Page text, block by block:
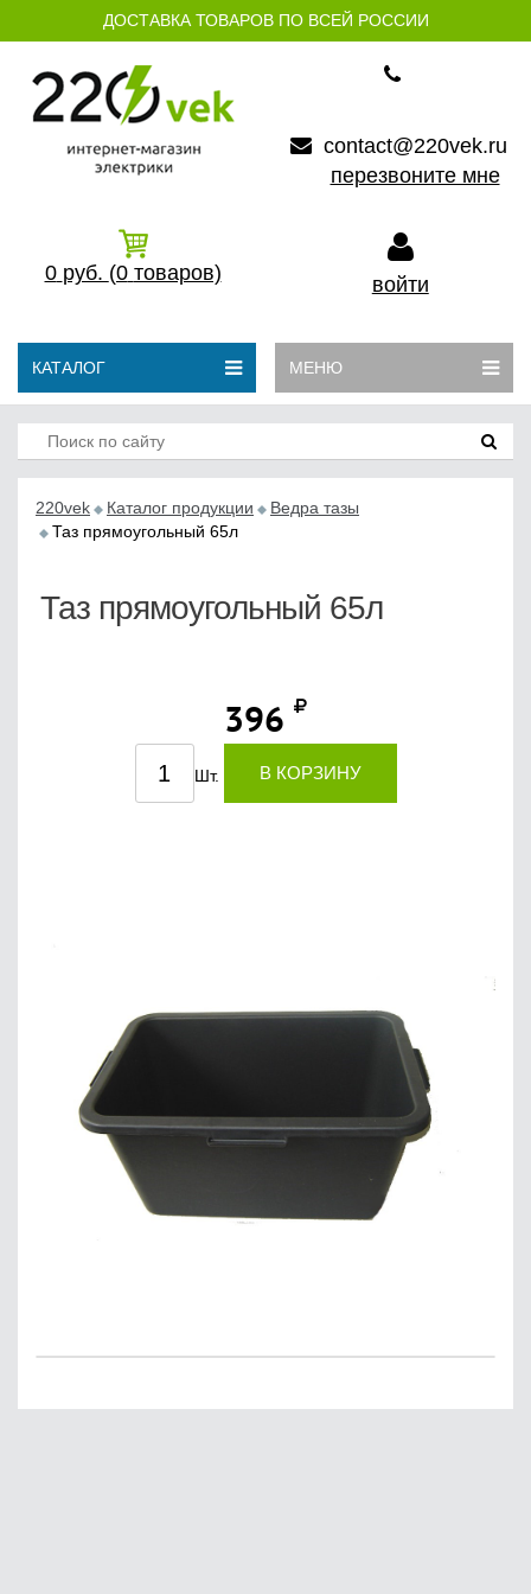
ДОСТАВКА ТОВАРОВ ПО ВСЕЙ РОССИИ
contact@220vek.ru
перезвоните мне
0 руб. (0 товаров) войти
КАТАЛОГ МЕНЮ
220vek Каталог продукции
Ведра тазы
Таз прямоугольный 65л
Таз прямоугольный 65л
396
Шт. В КОРЗИНУ